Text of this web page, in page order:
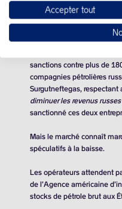
Londres à l’encontre
russe, un mouvement qui
80
sanctions contre plus de
compagnies pétrolières
Surgutneftegas, respectant
diminuer les revenus
sanctionné ces deux
Mais le marché connaît
spéculatifs à la baisse.
Les opérateurs attendent
de l’Agence américaine
stocks de pétrole brut aux
Accepter tout